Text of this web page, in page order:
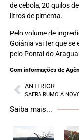
de cebola, 20 quilos
litros de pimenta.
Pelo volume de
Goiânia vai ter que
pelo Pontal do
Com informações de
ANTERIOR
SAFRA RUMO A
Saiba mais...